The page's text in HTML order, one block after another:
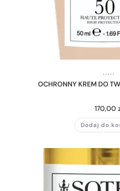
, , , , ,
OCHRONNY KREM DO
170,00
Dodaj do